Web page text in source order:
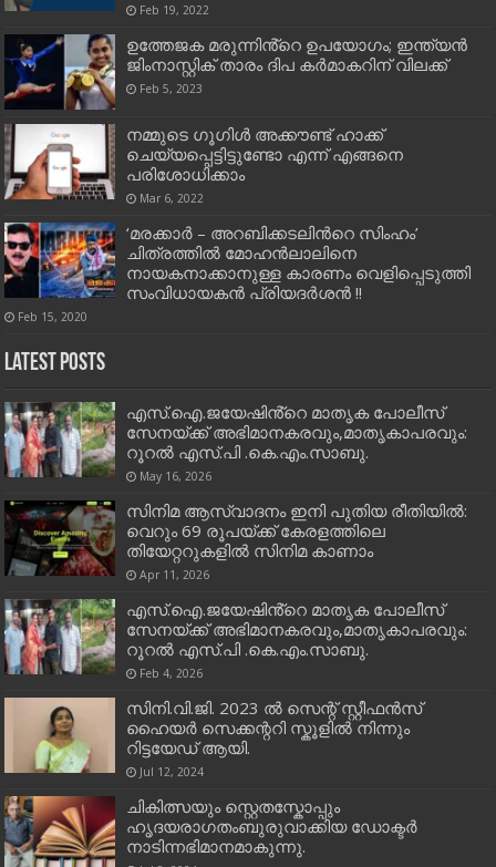
Feb 19, 2022
ഉത്തേജക മരുന്നിൻ്റെ ഉപയോഗം; ഇന്ത്യൻ
ജിംനാസ്റ്റിക് താരം ദിപ കർമാകറിന് വിലക്ക്
Feb 5, 2023
നമ്മുടെ ഗൂഗിള്‍ അക്കൗണ്ട് ഹാക്ക്
ചെയ്യപ്പെട്ടിട്ടുണ്ടോ എന്ന് എങ്ങനെ
പരിശോധിക്കാം
Mar 6, 2022
‘മരക്കാർ – അറബിക്കടലിന്‍റെ സിംഹം’
ചിത്രത്തില്‍ മോഹന്‍ലാലിനെ
നായകനാക്കാനുള്ള കാരണം വെളിപ്പെടുത്തി
സംവിധായകന്‍ പ്രിയദർശൻ !!
Feb 15, 2020
Latest Posts
എസ്.ഐ.ജയേഷിൻ്റെ മാതൃക പോലീസ്
സേനയ്ക്ക് അഭിമാനകരവും,മാതൃകാപരവും:
റൂറൽ എസ്.പി .കെ.എം.സാബു.
May 16, 2026
സിനിമ ആസ്വാദനം ഇനി പുതിയ രീതിയിൽ:
വെറും 69 രൂപയ്ക്ക് കേരളത്തിലെ
തിയേറ്ററുകളിൽ സിനിമ കാണാം
Apr 11, 2026
എസ്.ഐ.ജയേഷിൻ്റെ മാതൃക പോലീസ്
സേനയ്ക്ക് അഭിമാനകരവും,മാതൃകാപരവും:
റൂറൽ എസ്.പി .കെ.എം.സാബു.
Feb 4, 2026
സിനി.വി.ജി. 2023 ൽ സെന്റ് സ്റ്റീഫൻസ്
ഹൈയർ സെക്കന്ററി സ്കൂളിൽ നിന്നും
റിട്ടയേഡ് ആയി.
Jul 12, 2024
ചികിത്സയും സ്റ്റെതസ്കോപ്പും
ഹൃദയരാഗതംബുരുവാക്കിയ ഡോക്ടർ
നാടിന്നഭിമാനമാകുന്നു.